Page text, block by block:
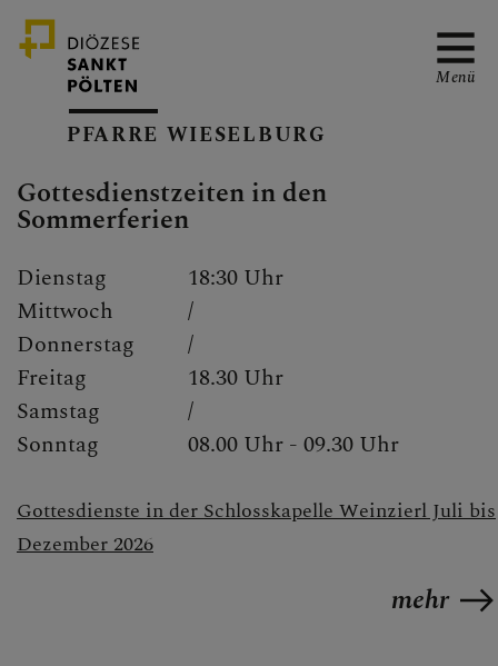
PFARRTEAM
SERVICE
GRUPPEN & RUNDEN
AKTUELLE BERICHTE
PFARRE WIESELBURG
Menü
Gottesdienstzeiten in den
Sommerferien
Dienstag
18:30 Uhr
Mittwoch
/
Donnerstag
/
Freitag
18.30 Uhr
Samstag
/
Sonntag
08.00 Uhr - 09.30 Uhr
Gottesdienste in der Schlosskapelle Weinzierl Juli bis
Dezember 2026
mehr